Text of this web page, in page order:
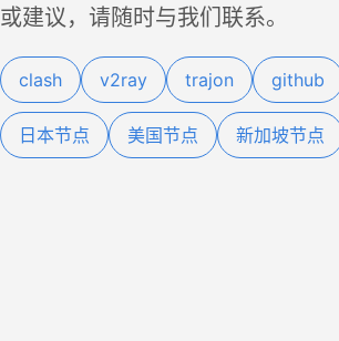
或建议，请随时与我们联系。
clash v2ray trajon github
日本节点 美国节点 新加坡节点